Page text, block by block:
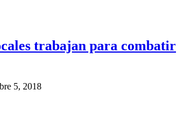
trabajan para combatir
5, 2018